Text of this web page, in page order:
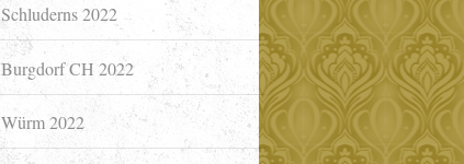
Schluderns 2022
Burgdorf CH 2022
Würm 2022